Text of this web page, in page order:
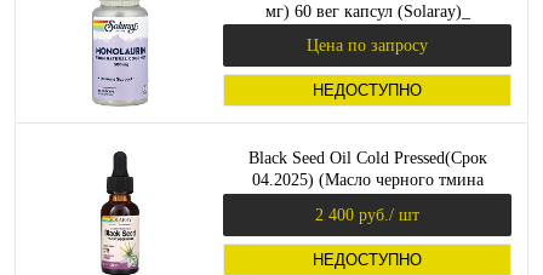
мг) 60 вег капсул (Solaray)_
Цена по запросу
НЕДОСТУПНО
Black Seed Oil Cold Pressed(Срок
04.2025) (Масло черного тмина
2 400 руб. / шт
НЕДОСТУПНО